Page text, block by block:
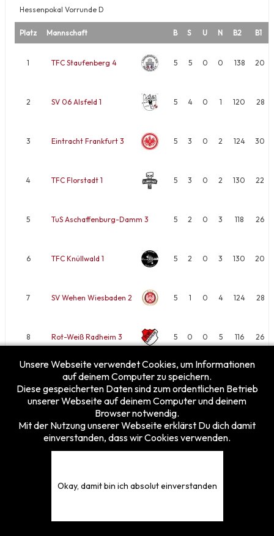
Hessenpokal Vorrunde D
Platz Mannschaft B S U N B2 B1
1 TFC Staufenberg 4 5 5 0 0 138 20
2 SV 06 Alsfeld 1 5 4 0 1 120 28
3 Eintracht Frankfurt 3 5 3 0 2 124 30
4 TFC Florstadt 1 5 3 0 2 130 22
5 TuS Aschaffenburg-Damm 3 5 2 0 3 118 26
6 TFC Knüllwald 1 5 2 0 3 130 20
7 SV Wehen Wiesbaden 2 5 1 0 4 124 28
8 Rot-Weiß Radheim 3 5 0 0 5 116 26
Begegnungen …
Besucherzähler
Heute
19
Diesen Monat
191
© 2026 TFVH e.V. - Tischfussballverband Hessen e.V.
Unsere Webseite verwendet Cookies, um Informationen
auf deinem Computer zu speichern.
Diese gespeicherten Daten sind zum ordentlichen Betrieb
unserer Webseite auf deinem Computer und deinem
Browser notwendig.
Mit der Nutzung unserer Webseite erklärst Du dich damit
einverstanden, dass wir Cookies verwenden.
Okay, damit bin ich absolut einverstanden